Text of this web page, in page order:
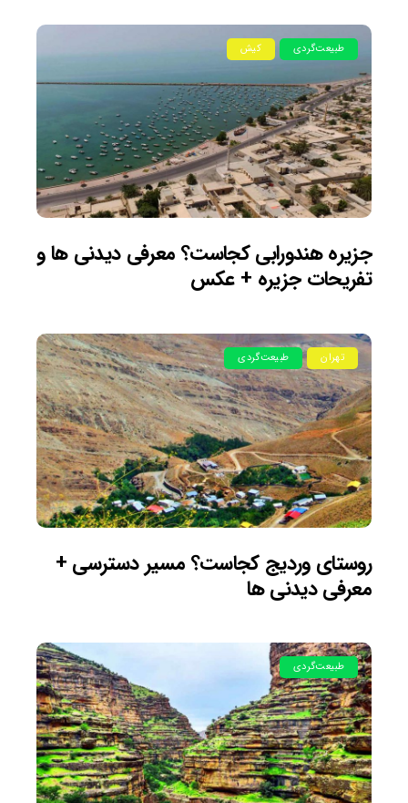
طبیعت‌گردی کیش
جزیره هندورابی کجاست؟ معرفی دیدنی ها و
تفریحات جزیره + عکس
تهران طبیعت‌گردی
روستای وردیج کجاست؟ مسیر دسترسی +
معرفی دیدنی ها
طبیعت‌گردی